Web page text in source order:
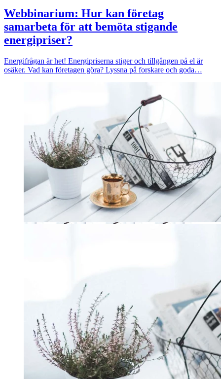
Webbinarium: Hur kan företag
samarbeta för att bemöta stigande
energipriser?
Energifrågan är het! Energipriserna stiger och tillgången på el är
osäker. Vad kan företagen göra? Lyssna på forskare och goda…